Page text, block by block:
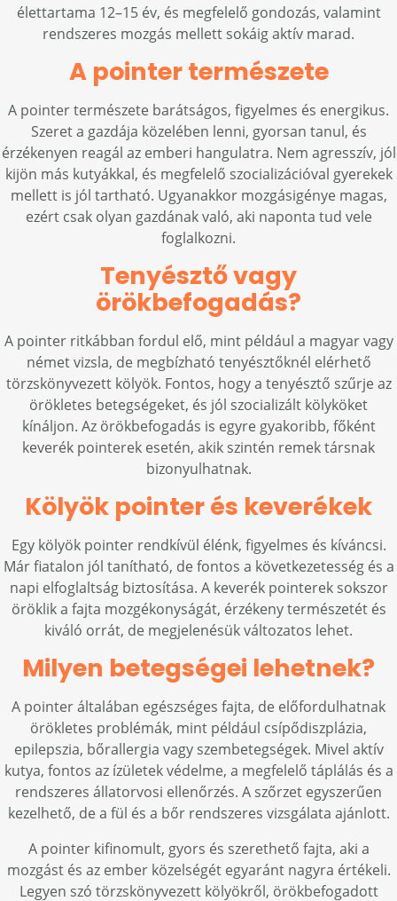
élettartama 12–15 év, és megfelelő gondozás, valamint
rendszeres mozgás mellett sokáig aktív marad.
A pointer természete
A pointer természete barátságos, figyelmes és energikus.
Szeret a gazdája közelében lenni, gyorsan tanul, és
érzékenyen reagál az emberi hangulatra. Nem agresszív, jól
kijön más kutyákkal, és megfelelő szocializációval gyerekek
mellett is jól tartható. Ugyanakkor mozgásigénye magas,
ezért csak olyan gazdának való, aki naponta tud vele
foglalkozni.
Tenyésztő vagy
örökbefogadás?
A pointer ritkábban fordul elő, mint például a magyar vagy
német vizsla, de megbízható tenyésztőknél elérhető
törzskönyvezett kölyök. Fontos, hogy a tenyésztő szűrje az
örökletes betegségeket, és jól szocializált kölyköket
kínáljon. Az örökbefogadás is egyre gyakoribb, főként
keverék pointerek esetén, akik szintén remek társnak
bizonyulhatnak.
Kölyök pointer és keverékek
Egy kölyök pointer rendkívül élénk, figyelmes és kíváncsi.
Már fiatalon jól tanítható, de fontos a következetesség és a
napi elfoglaltság biztosítása. A keverék pointerek sokszor
öröklik a fajta mozgékonyságát, érzékeny természetét és
kiváló orrát, de megjelenésük változatos lehet.
Milyen betegségei lehetnek?
A pointer általában egészséges fajta, de előfordulhatnak
örökletes problémák, mint például csípődiszplázia,
epilepszia, bőrallergia vagy szembetegségek. Mivel aktív
kutya, fontos az ízületek védelme, a megfelelő táplálás és a
rendszeres állatorvosi ellenőrzés. A szőrzet egyszerűen
kezelhető, de a fül és a bőr rendszeres vizsgálata ajánlott.
A pointer kifinomult, gyors és szerethető fajta, aki a
mozgást és az ember közelségét egyaránt nagyra értékeli.
Legyen szó törzskönyvezett kölyökről, örökbefogadott